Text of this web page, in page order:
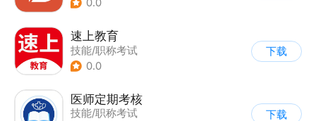
0.0
速上教育
技能/职称考试
0.0
下载
医师定期考核
技能/职称考试
下载